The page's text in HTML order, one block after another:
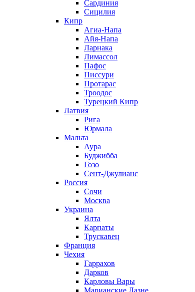
Сардиния
Сицилия
Кипр
Агиа-Напа
Айя-Напа
Ларнака
Лимассол
Пафос
Писсури
Протарас
Троодос
Турецкий Кипр
Латвия
Рига
Юрмала
Мальта
Аура
Буджибба
Гозо
Сент-Джулианс
Россия
Сочи
Москва
Украина
Ялта
Карпаты
Трускавец
Франция
Чехия
Гаррахов
Дарков
Карловы Вары
Марианские Лазне